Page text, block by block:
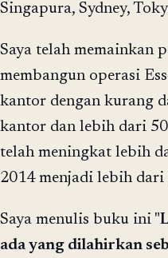
Singapura, Sydney,
Saya telah memainkan
membangun operasi
kantor dengan kurang
kantor dan lebih dari
telah meningkat lebih
2014 menjadi lebih dari
Saya menulis buku ini "
ada yang dilahirkan